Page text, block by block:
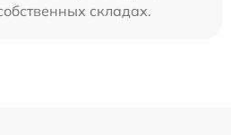
складах.